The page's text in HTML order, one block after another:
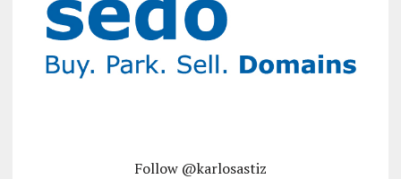
Follow @karlosastiz